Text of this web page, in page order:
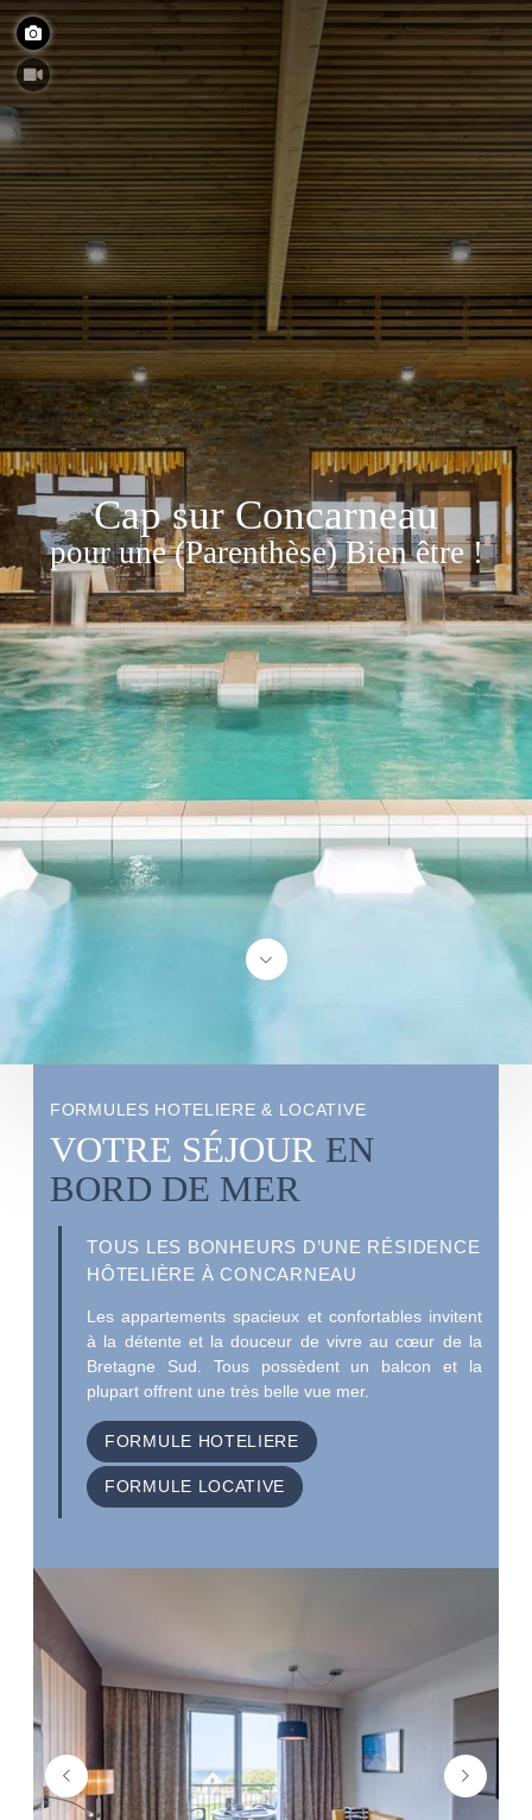
Cap sur Concarneau
pour une (Parenthèse) Bien être !
FORMULES HOTELIERE & LOCATIVE
VOTRE SÉJOUR EN
BORD DE MER
TOUS LES BONHEURS D’UNE RÉSIDENCE
HÔTELIÈRE À CONCARNEAU
Les appartements spacieux et confortables invitent
à la détente et la douceur de vivre au cœur de la
Bretagne Sud. Tous possèdent un balcon et la
plupart offrent une très belle vue mer.
FORMULE HOTELIERE
FORMULE LOCATIVE